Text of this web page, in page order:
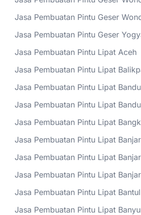
Jasa Pembuatan Pintu Geser
Jasa Pembuatan Pintu Geser
Jasa Pembuatan Pintu Lipat Aceh
Jasa Pembuatan Pintu Lipat
Jasa Pembuatan Pintu Lipat
Jasa Pembuatan Pintu Lipat
Jasa Pembuatan Pintu Lipat
Jasa Pembuatan Pintu Lipat
Jasa Pembuatan Pintu Lipat
Jasa Pembuatan Pintu Lipat
Jasa Pembuatan Pintu Lipat Bantul
Jasa Pembuatan Pintu Lipat